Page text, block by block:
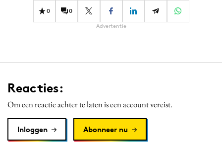
0 0
Advertentie
Reacties:
Om een reactie achter te laten is een account vereist.
Inloggen Abonneer nu